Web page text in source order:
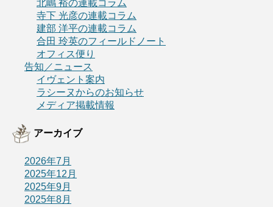
北嶋 裕の連載コラム
寺下 光彦の連載コラム
建部 洋平の連載コラム
合田 玲英のフィールドノート
オフィス便り
告知／ニュース
イヴェント案内
ラシーヌからのお知らせ
メディア掲載情報
アーカイブ
2026年7月
2025年12月
2025年9月
2025年8月